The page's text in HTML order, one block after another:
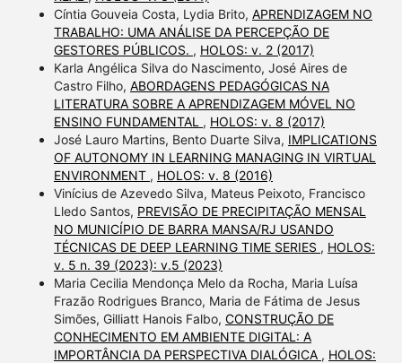
Cíntia Gouveia Costa, Lydia Brito, APRENDIZAGEM NO
TRABALHO: UMA ANÁLISE DA PERCEPÇÃO DE
GESTORES PÚBLICOS. , HOLOS: v. 2 (2017)
Karla Angélica Silva do Nascimento, José Aires de
Castro Filho, ABORDAGENS PEDAGÓGICAS NA
LITERATURA SOBRE A APRENDIZAGEM MÓVEL NO
ENSINO FUNDAMENTAL , HOLOS: v. 8 (2017)
José Lauro Martins, Bento Duarte Silva, IMPLICATIONS
OF AUTONOMY IN LEARNING MANAGING IN VIRTUAL
ENVIRONMENT , HOLOS: v. 8 (2016)
Vinícius de Azevedo Silva, Mateus Peixoto, Francisco
Lledo Santos, PREVISÃO DE PRECIPITAÇÃO MENSAL
NO MUNICÍPIO DE BARRA MANSA/RJ USANDO
TÉCNICAS DE DEEP LEARNING TIME SERIES , HOLOS:
v. 5 n. 39 (2023): v.5 (2023)
Maria Cecilia Mendonça Melo da Rocha, Maria Luísa
Frazão Rodrigues Branco, Maria de Fátima de Jesus
Simões, Gilliatt Hanois Falbo, CONSTRUÇÃO DE
CONHECIMENTO EM AMBIENTE DIGITAL: A
IMPORTÂNCIA DA PERSPECTIVA DIALÓGICA , HOLOS: